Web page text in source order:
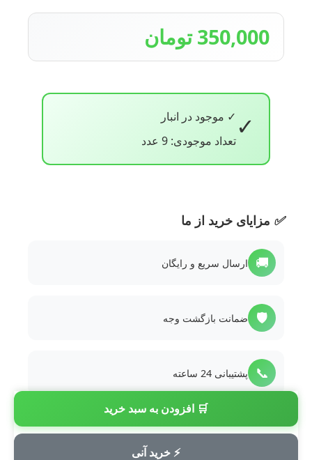
350,000 تومان
✓ ✓ موجود در انبار
تعداد موجودی: 9 عدد
🛒 افزودن به سبد خرید
⚡ خرید آنی
✅ مزایای خرید از ما
🚚 ارسال سریع و رایگان
🛡️ ضمانت بازگشت وجه
📞 پشتیبانی 24 ساعته
💳 پرداخت امن